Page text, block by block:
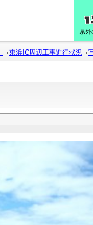
県外
東浜IC周辺工事進行状況